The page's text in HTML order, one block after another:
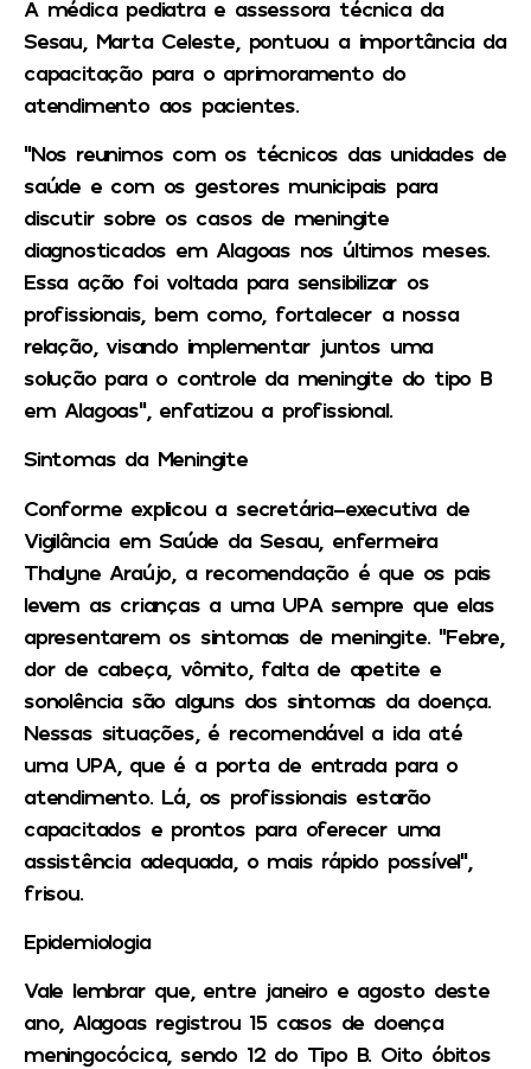
A médica pediatra e assessora técnica da
Sesau, Marta Celeste, pontuou a importância da
capacitação para o aprimoramento do
atendimento aos pacientes.
“Nos reunimos com os técnicos das unidades de
saúde e com os gestores municipais para
discutir sobre os casos de meningite
diagnosticados em Alagoas nos últimos meses.
Essa ação foi voltada para sensibilizar os
profissionais, bem como, fortalecer a nossa
relação, visando implementar juntos uma
solução para o controle da meningite do tipo B
em Alagoas”, enfatizou a profissional.
Sintomas da Meningite
Conforme explicou a secretária-executiva de
Vigilância em Saúde da Sesau, enfermeira
Thalyne Araújo, a recomendação é que os pais
levem as crianças a uma UPA sempre que elas
apresentarem os sintomas de meningite. “Febre,
dor de cabeça, vômito, falta de apetite e
sonolência são alguns dos sintomas da doença.
Nessas situações, é recomendável a ida até
uma UPA, que é a porta de entrada para o
atendimento. Lá, os profissionais estarão
capacitados e prontos para oferecer uma
assistência adequada, o mais rápido possível”,
frisou.
Epidemiologia
Vale lembrar que, entre janeiro e agosto deste
ano, Alagoas registrou 15 casos de doença
meningocócica, sendo 12 do Tipo B. Oito óbitos